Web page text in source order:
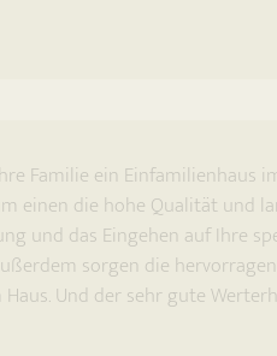
Familie ein
einen die hohe Qualität und
und das Eingehen auf Ihre
sorgen die
Und der sehr gute